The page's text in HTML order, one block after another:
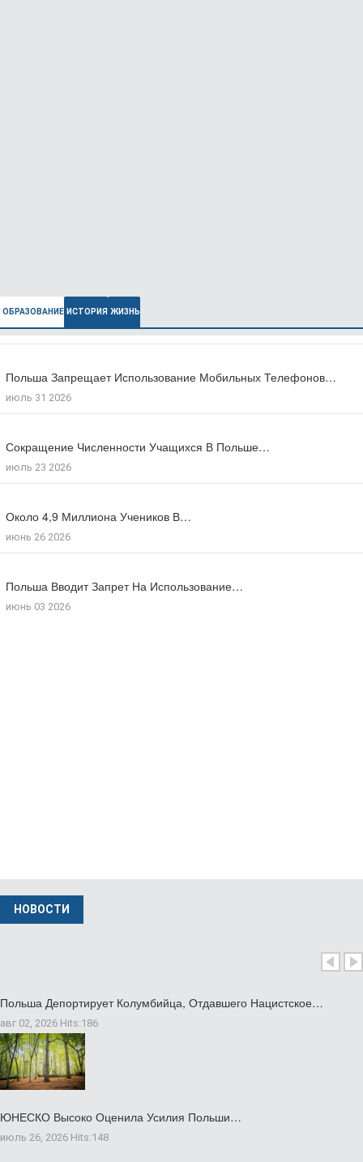
ОБРАЗОВАНИЕ ИСТОРИЯ ЖИЗНЬ
Польша Запрещает Использование Мобильных Телефонов…
июль 31 2026
Сокращение Численности Учащихся В Польше…
июль 23 2026
Около 4,9 Миллиона Учеников В…
июнь 26 2026
Польша Вводит Запрет На Использование…
июнь 03 2026
В Польше Выросла Ожидаемая Продолжительность…
июль 27 2026
Число Зарегистрированных Преступлений На Почве…
июль 17 2026
Большинство Поляков Поддерживают Сокращение Рабочего…
июль 09 2026
Число Иностранцев, Получивших Польское Гражданство…
мая 18 2026
НОВОСТИ
Польша Депортирует Колумбийца, Отдавшего Нацистское…
авг 02, 2026 Hits:186
ЮНЕСКО Высоко Оценила Усилия Польши…
июль 26, 2026 Hits:148